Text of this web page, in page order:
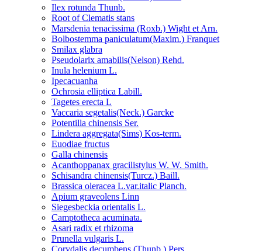
Ilex rotunda Thunb.
Root of Clematis stans
Marsdenia tenacissima (Roxb.) Wight et Arn.
Bolbostemma paniculatum(Maxim.) Franquet
Smilax glabra
Pseudolarix amabilis(Nelson) Rehd.
Inula helenium L.
Ipecacuanha
Ochrosia elliptica Labill.
Tagetes erecta L
Vaccaria segetalis(Neck.) Garcke
Potentilla chinensis Ser.
Lindera aggregata(Sims) Kos-term.
Euodiae fructus
Galla chinensis
Acanthoppanax gracilistylus W. W. Smith.
Schisandra chinensis(Turcz.) Baill.
Brassica oleracea L.var.italic Planch.
Apium graveolens Linn
Siegesbeckia orientalis L.
Camptotheca acuminata.
Asari radix et rhizoma
Prunella vulgaris L.
Corydalis decumbens (Thunb.) Pers.